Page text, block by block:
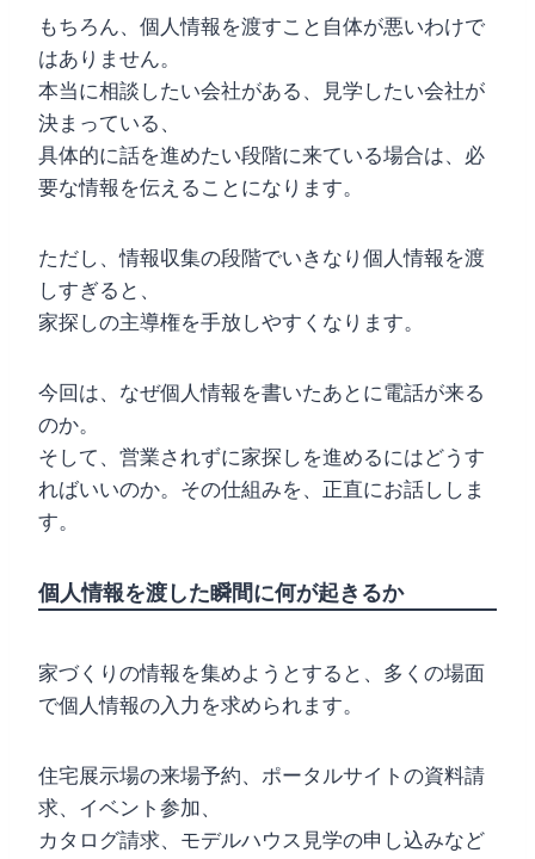
もちろん、個人情報を渡すこと自体が悪いわけで
はありません。
本当に相談したい会社がある、見学したい会社が
決まっている、
具体的に話を進めたい段階に来ている場合は、必
要な情報を伝えることになります。
ただし、情報収集の段階でいきなり個人情報を渡
しすぎると、
家探しの主導権を手放しやすくなります。
今回は、なぜ個人情報を書いたあとに電話が来る
のか。
そして、営業されずに家探しを進めるにはどうす
ればいいのか。その仕組みを、正直にお話ししま
す。
個人情報を渡した瞬間に何が起きるか
家づくりの情報を集めようとすると、多くの場面
で個人情報の入力を求められます。
住宅展示場の来場予約、ポータルサイトの資料請
求、イベント参加、
カタログ請求、モデルハウス見学の申し込みなど